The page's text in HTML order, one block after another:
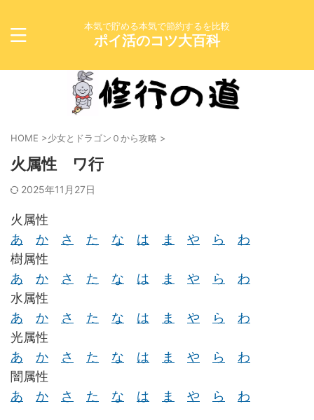
本気で貯める本気で節約するを比較
ポイ活のコツ大百科
HOME >少女とドラゴン０から攻略 >
火属性 ワ行
2025年11月27日
火属性
あ
か さ た な は ま や ら
わ
樹属性
あ
か さ た な は ま や ら
わ
水属性
あ
か さ た な は ま や ら
わ
光属性
あ
か さ た な は ま や ら
わ
闇属性
あ
か さ た な は ま や ら わ